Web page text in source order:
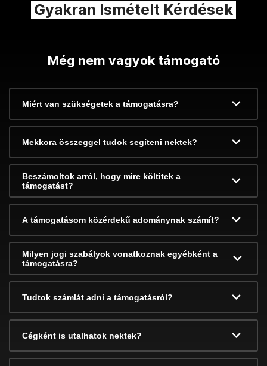
Gyakran Ismételt Kérdések
Még nem vagyok támogató
Miért van szükségetek a támogatásra?
Mekkora összeggel tudok segíteni nektek?
Beszámoltok arról, hogy mire költitek a
támogatást?
A támogatásom közérdekű adománynak számít?
Milyen jogi szabályok vonatkoznak egyébként a
támogatásra?
Tudtok számlát adni a támogatásról?
Cégként is utalhatok nektek?